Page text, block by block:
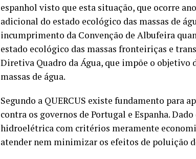
espanhol visto que esta situação, que ocorre
adicional do estado ecológico das massas de
incumprimento da Convenção de Albufeira
estado ecológico das massas fronteiriças e
Diretiva Quadro da Água, que impõe o objetivo
massas de água.
Segundo a QUERCUS existe fundamento para
contra os governos de Portugal e Espanha.
hidroelétrica com critérios meramente
atender nem minimizar os efeitos de poluição